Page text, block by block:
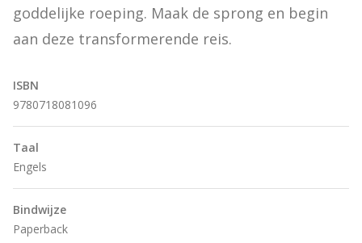
goddelijke roeping. Maak de sprong en begin
aan deze transformerende reis.
ISBN
9780718081096
Taal
Engels
Bindwijze
Paperback